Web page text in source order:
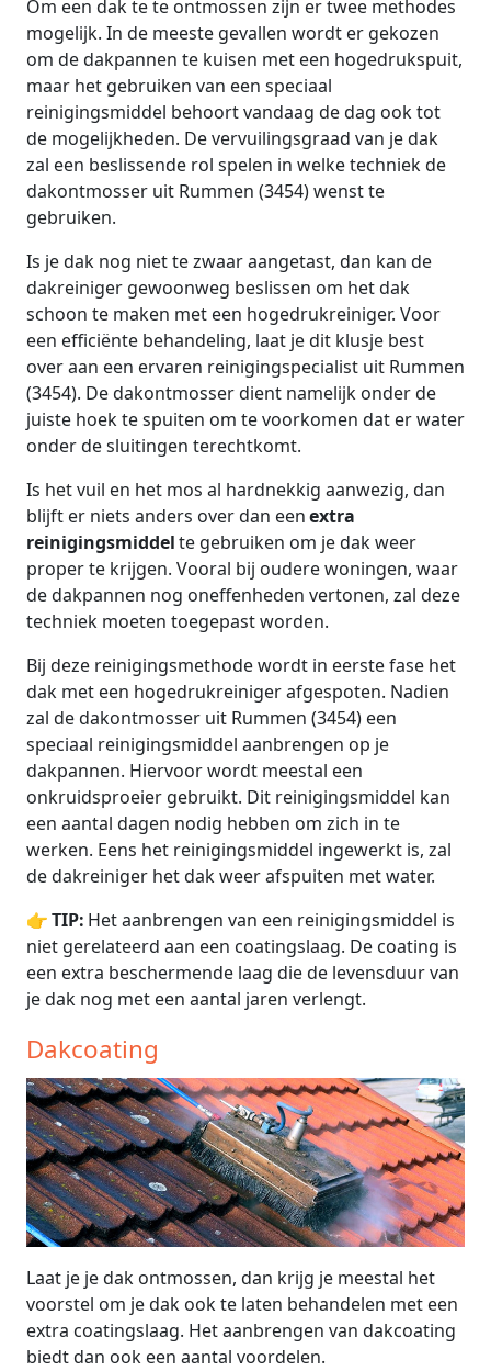
Om een dak te te ontmossen zijn er twee methodes
mogelijk. In de meeste gevallen wordt er gekozen
om de dakpannen te kuisen met een hogedrukspuit,
maar het gebruiken van een speciaal
reinigingsmiddel behoort vandaag de dag ook tot
de mogelijkheden. De vervuilingsgraad van je dak
zal een beslissende rol spelen in welke techniek de
dakontmosser uit Rummen (3454) wenst te
gebruiken.
Is je dak nog niet te zwaar aangetast, dan kan de
dakreiniger gewoonweg beslissen om het dak
schoon te maken met een hogedrukreiniger. Voor
een efficiënte behandeling, laat je dit klusje best
over aan een ervaren reinigingspecialist uit Rummen
(3454). De dakontmosser dient namelijk onder de
juiste hoek te spuiten om te voorkomen dat er water
onder de sluitingen terechtkomt.
Is het vuil en het mos al hardnekkig aanwezig, dan
blijft er niets anders over dan eenextra
reinigingsmiddelte gebruiken om je dak weer
proper te krijgen. Vooral bij oudere woningen, waar
de dakpannen nog oneffenheden vertonen, zal deze
techniek moeten toegepast worden.
Bij deze reinigingsmethode wordt in eerste fase het
dak met een hogedrukreiniger afgespoten. Nadien
zal de dakontmosser uit Rummen (3454) een
speciaal reinigingsmiddel aanbrengen op je
dakpannen. Hiervoor wordt meestal een
onkruidsproeier gebruikt. Dit reinigingsmiddel kan
een aantal dagen nodig hebben om zich in te
werken. Eens het reinigingsmiddel ingewerkt is, zal
de dakreiniger het dak weer afspuiten met water.
👉TIP: Het aanbrengen van een reinigingsmiddel is
niet gerelateerd aan een coatingslaag. De coating is
een extra beschermende laag die de levensduur van
je dak nog met een aantal jaren verlengt.
Dakcoating
Laat je je dak ontmossen, dan krijg je meestal het
voorstel om je dak ook te laten behandelen met een
extra coatingslaag. Het aanbrengen van dakcoating
biedt dan ook een aantal voordelen.